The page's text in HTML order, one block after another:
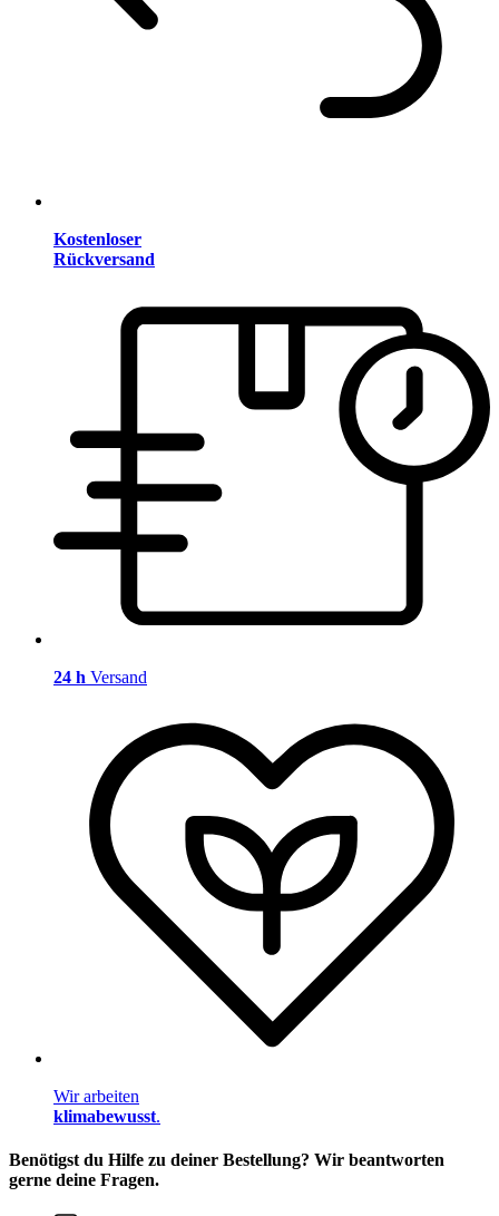
Kostenloser
Rückversand
24 h Versand
Wir arbeiten
klimabewusst.
Benötigst du Hilfe zu deiner Bestellung? Wir beantworten
gerne deine Fragen.